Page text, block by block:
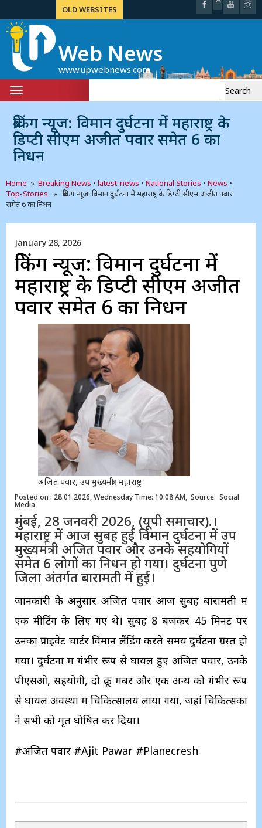
OLD WEBSITES
Web News
www.upwebnews.com
Toggle
navigation
ब्रेकिंग न्यूज: विमान दुर्घटना में महाराष्ट्र के
डिप्टी सीएम अजीत पवार समेत 6 का
निधन
Home » Breaking News • latest-news • National Stories • News •
Top-Stories » ब्रेकिंग न्यूज: विमान दुर्घटना में महाराष्ट्र के डिप्टी सीएम अजीत पवार
समेत 6 का निधन
January 28, 2026
ब्रेकिंग न्यूज: विमान दुर्घटना में
महाराष्ट्र के डिप्टी सीएम अजीत
पवार समेत 6 का निधन
अजित पवार, उप मुख्यमंत्री, महाराष्ट्र
Posted on : 28.01.2026, Wednesday Time: 10:08 AM, Source: Social
Media
मुंबई, 28 जनवरी 2026, (यूपी समाचार).।
महाराष्ट्र में आज सुबह हुई विमान दुर्घटना में उप
मुख्यमंत्री अजित पवार और उनके सहयोगियों
समेत 6 लोगों का निधन हो गया। दुर्घटना पुणे
जिला अंतर्गत बारामती में हुई।
जानकारी के अनुसार अजित पवार आज सुबह बारामती में
एक मीटिंग के लिए गए थे। सुबह 8 बजकर 45 मिनट पर
उनका प्राइवेट चार्टर विमान लैंडिंग करते समय दुर्घटना ग्रस्त हो
गया। दुर्घटना में गंभीर रूप से घायल हुए अजित पवार, उनके
पीएसओ, सहयोगी, दो क्रू मेंबर और एक अन्य को गंभीर रूप
से घायल अवस्था में चिकित्सालय लाया गया, जहां चिकित्सकों
ने सभी को मृत घोषित कर दिया।
#अजित पवार #Ajit Pawar #Planecresh